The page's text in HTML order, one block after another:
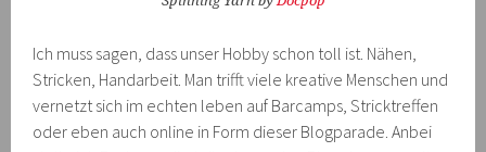
Ich muss sagen, dass unser Hobby schon toll ist. Nähen,
Stricken, Handarbeit. Man trifft viele kreative Menschen und
vernetzt sich im echten leben auf Barcamps, Stricktreffen
oder eben auch online in Form dieser Blogparade. Anbei